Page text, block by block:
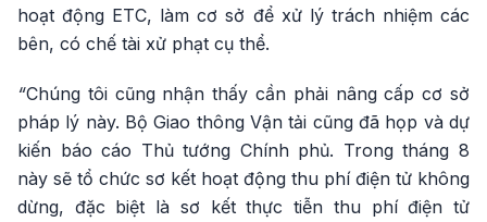
hoạt động ETC, làm cơ sở để xử lý trách nhiệm các
bên, có chế tài xử phạt cụ thể.
“Chúng tôi cũng nhận thấy cần phải nâng cấp cơ sở
pháp lý này. Bộ Giao thông Vận tải cũng đã họp và dự
kiến báo cáo Thủ tướng Chính phủ. Trong tháng 8
này sẽ tổ chức sơ kết hoạt động thu phí điện tử không
dừng, đặc biệt là sơ kết thực tiễn thu phí điện tử